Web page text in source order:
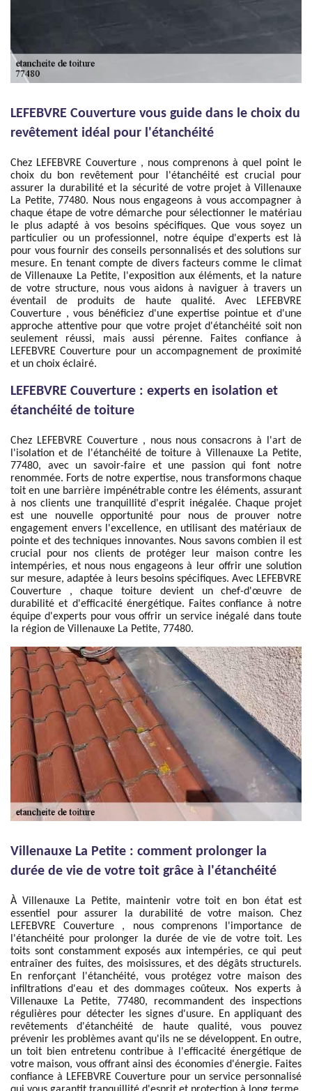
LEFEBVRE Couverture vous guide dans le choix du
revêtement idéal pour l'étanchéité
Chez LEFEBVRE Couverture , nous comprenons à quel point le
choix du bon revêtement pour l'étanchéité est crucial pour
assurer la durabilité et la sécurité de votre projet à Villenauxe
La Petite, 77480. Nous nous engageons à vous accompagner à
chaque étape de votre démarche pour sélectionner le matériau
le plus adapté à vos besoins spécifiques. Que vous soyez un
particulier ou un professionnel, notre équipe d'experts est là
pour vous fournir des conseils personnalisés et des solutions sur
mesure. En tenant compte de divers facteurs comme le climat
de Villenauxe La Petite, l'exposition aux éléments, et la nature
de votre structure, nous vous aidons à naviguer à travers un
éventail de produits de haute qualité. Avec LEFEBVRE
Couverture , vous bénéficiez d'une expertise pointue et d'une
approche attentive pour que votre projet d'étanchéité soit non
seulement réussi, mais aussi pérenne. Faites confiance à
LEFEBVRE Couverture pour un accompagnement de proximité
et un choix éclairé.
LEFEBVRE Couverture : experts en isolation et
étanchéité de toiture
Chez LEFEBVRE Couverture , nous nous consacrons à l'art de
l'isolation et de l'étanchéité de toiture à Villenauxe La Petite,
77480, avec un savoir-faire et une passion qui font notre
renommée. Forts de notre expertise, nous transformons chaque
toit en une barrière impénétrable contre les éléments, assurant
à nos clients une tranquillité d'esprit inégalée. Chaque projet
est une nouvelle opportunité pour nous de prouver notre
engagement envers l'excellence, en utilisant des matériaux de
pointe et des techniques innovantes. Nous savons combien il est
crucial pour nos clients de protéger leur maison contre les
intempéries, et nous nous engageons à leur offrir une solution
sur mesure, adaptée à leurs besoins spécifiques. Avec LEFEBVRE
Couverture , chaque toiture devient un chef-d'œuvre de
durabilité et d'efficacité énergétique. Faites confiance à notre
équipe d'experts pour vous offrir un service inégalé dans toute
la région de Villenauxe La Petite, 77480.
Villenauxe La Petite : comment prolonger la
durée de vie de votre toit grâce à l'étanchéité
À Villenauxe La Petite, maintenir votre toit en bon état est
essentiel pour assurer la durabilité de votre maison. Chez
LEFEBVRE Couverture , nous comprenons l'importance de
l'étanchéité pour prolonger la durée de vie de votre toit. Les
toits sont constamment exposés aux intempéries, ce qui peut
entraîner des fuites, des moisissures, et des dégâts structurels.
En renforçant l'étanchéité, vous protégez votre maison des
infiltrations d'eau et des dommages coûteux. Nos experts à
Villenauxe La Petite, 77480, recommandent des inspections
régulières pour détecter les signes d'usure. En appliquant des
revêtements d'étanchéité de haute qualité, vous pouvez
prévenir les problèmes avant qu'ils ne se développent. En outre,
un toit bien entretenu contribue à l'efficacité énergétique de
votre maison, vous offrant ainsi des économies d'énergie. Faites
confiance à LEFEBVRE Couverture pour un service personnalisé